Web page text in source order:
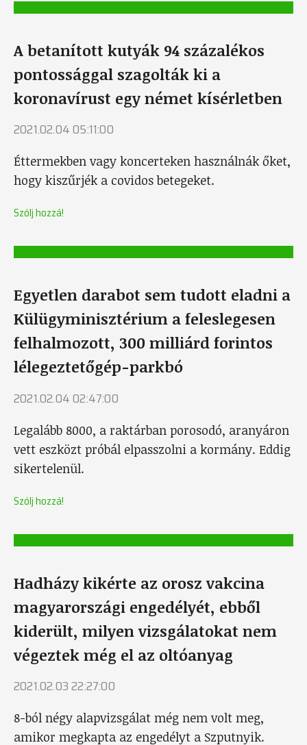
A betanított kutyák 94 százalékos
pontossággal szagolták ki a
koronavírust egy német kísérletben
2021.02.04 05:11:00
Éttermekben vagy koncerteken használnák őket,
hogy kiszűrjék a covidos betegeket.
Szólj hozzá!
Egyetlen darabot sem tudott eladni a
Külügyminisztérium a feleslegesen
felhalmozott, 300 milliárd forintos
lélegeztetőgép-parkbó
2021.02.04 02:47:00
Legalább 8000, a raktárban porosodó, aranyáron
vett eszközt próbál elpasszolni a kormány. Eddig
sikertelenül.
Szólj hozzá!
Hadházy kikérte az orosz vakcina
magyarországi engedélyét, ebből
kiderült, milyen vizsgálatokat nem
végeztek még el az oltóanyag
2021.02.03 22:27:00
8-ból négy alapvizsgálat még nem volt meg,
amikor megkapta az engedélyt a Szputnyik.